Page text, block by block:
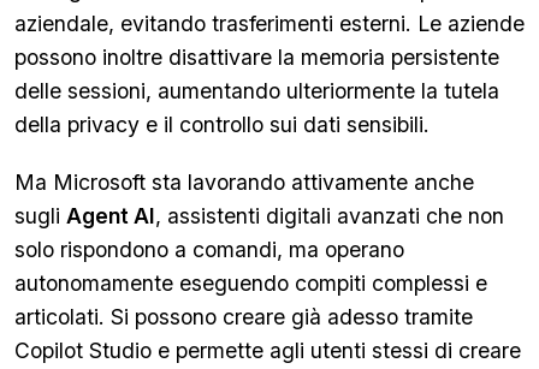
aziendale, evitando trasferimenti esterni. Le aziende
possono inoltre disattivare la memoria persistente
delle sessioni, aumentando ulteriormente la tutela
della privacy e il controllo sui dati sensibili.
Ma Microsoft sta lavorando attivamente anche
sugli Agent AI, assistenti digitali avanzati che non
solo rispondono a comandi, ma operano
autonomamente eseguendo compiti complessi e
articolati. Si possono creare già adesso tramite
Copilot Studio e permette agli utenti stessi di creare